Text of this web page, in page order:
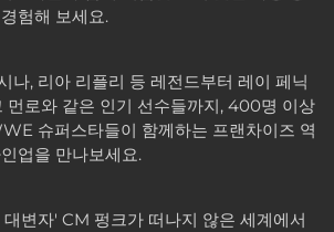
험해 보세요.
나, 리아 리플리 등 레전드부터 레이 페닉
먼로와 같은 인기 선수들까지, 400명 이상
슈퍼스타들이 함께하는 프랜차이즈 역
업을 만나보세요.
변자' CM 펑크가 떠나지 않은 세계에서